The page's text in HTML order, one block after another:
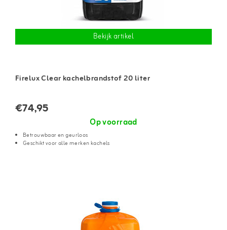
Bekijk artikel
Firelux Clear kachelbrandstof 20 liter
€74,95
Op voorraad
Betrouwbaar en geurloos
Geschikt voor alle merken kachels